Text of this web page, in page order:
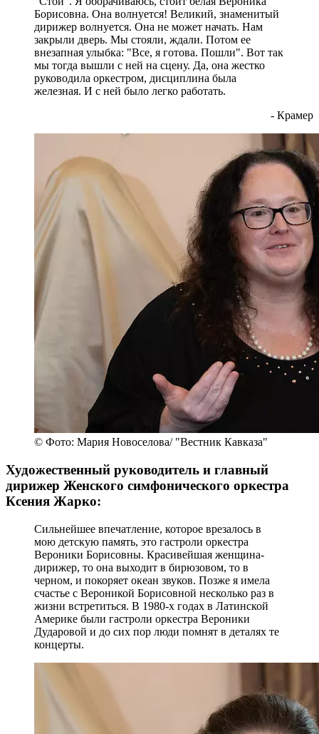
Борисовна. Она волнуется! Великий, знаменитый
дирижер волнуется. Она не может начать. Нам
закрыли дверь. Мы стояли, ждали. Потом ее
внезапная улыбка: "Все, я готова. Пошли". Вот так
мы тогда вышли с ней на сцену. Да, она жестко
руководила оркестром, дисциплина была
железная. И с ней было легко работать.
- Крамер
© Фото: Мария Новоселова/ "Вестник Кавказа"
Художественный руководитель и главный
дирижер Женского симфонического оркестра
Ксения Жарко:
Сильнейшее впечатление, которое врезалось в
мою детскую память, это гастроли оркестра
Вероники Борисовны. Красивейшая женщина-
дирижер, то она выходит в бирюзовом, то в
черном, и покоряет океан звуков. Позже я имела
счастье с Вероникой Борисовной несколько раз в
жизни встретиться. В 1980-х годах в Латинской
Америке были гастроли оркестра Вероники
Дударовой и до сих пор люди помнят в деталях те
концерты.